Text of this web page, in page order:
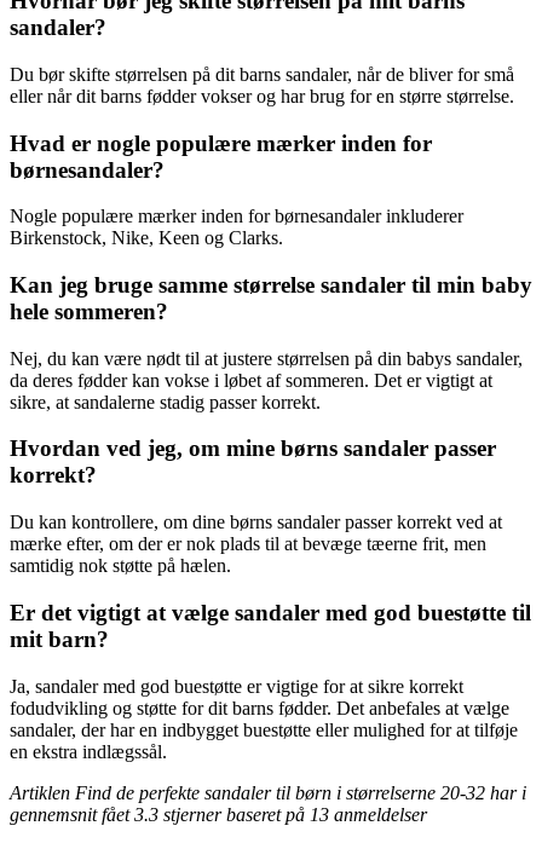
sandaler?
Du bør skifte størrelsen på dit barns sandaler, når de bliver for små
eller når dit barns fødder vokser og har brug for en større størrelse.
Hvad er nogle populære mærker inden for
børnesandaler?
Nogle populære mærker inden for børnesandaler inkluderer
Birkenstock, Nike, Keen og Clarks.
Kan jeg bruge samme størrelse sandaler til min baby
hele sommeren?
Nej, du kan være nødt til at justere størrelsen på din babys sandaler,
da deres fødder kan vokse i løbet af sommeren. Det er vigtigt at
sikre, at sandalerne stadig passer korrekt.
Hvordan ved jeg, om mine børns sandaler passer
korrekt?
Du kan kontrollere, om dine børns sandaler passer korrekt ved at
mærke efter, om der er nok plads til at bevæge tæerne frit, men
samtidig nok støtte på hælen.
Er det vigtigt at vælge sandaler med god buestøtte til
mit barn?
Ja, sandaler med god buestøtte er vigtige for at sikre korrekt
fodudvikling og støtte for dit barns fødder. Det anbefales at vælge
sandaler, der har en indbygget buestøtte eller mulighed for at tilføje
en ekstra indlægssål.
Artiklen Find de perfekte sandaler til børn i størrelserne 20-32 har i
gennemsnit fået3.3 stjerner baseret på 13 anmeldelser